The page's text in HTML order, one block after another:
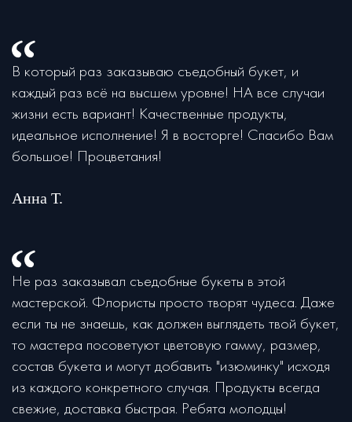
В который раз заказываю съедобный букет, и
каждый раз всё на высшем уровне! НА все случаи
жизни есть вариант! Качественные продукты,
идеальное исполнение! Я в восторге! Спасибо Вам
большое! Процветания!
Анна Т.
Не раз заказывал съедобные букеты в этой
мастерской. Флористы просто творят чудеса. Даже
если ты не знаешь, как должен выглядеть твой букет,
то мастера посоветуют цветовую гамму, размер,
состав букета и могут добавить "изюминку" исходя
из каждого конкретного случая. Продукты всегда
свежие, доставка быстрая. Ребята молодцы!